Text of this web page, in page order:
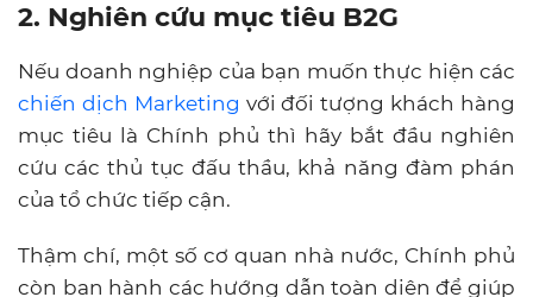
2. Nghiên cứu mục tiêu B2G
Nếu doanh nghiệp của bạn muốn thực hiện các
chiến dịch Marketing với đối tượng khách hàng
mục tiêu là Chính phủ thì hãy bắt đầu nghiên
cứu các thủ tục đấu thầu, khả năng đàm phán
của tổ chức tiếp cận.
Thậm chí, một số cơ quan nhà nước, Chính phủ
còn ban hành các hướng dẫn toàn diện để giúp